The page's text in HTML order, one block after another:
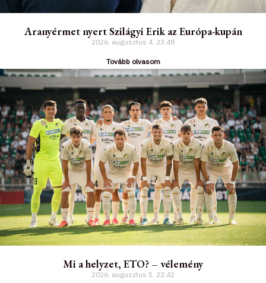
Aranyérmet nyert Szilágyi Erik az Európa-kupán
2026. augusztus 4. 23:48
Tovább olvasom
Mi a helyzet, ETO? – vélemény
2026. augusztus 5. 22:42